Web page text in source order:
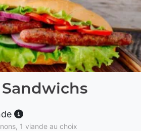
Sandwichs
1 viande au choix